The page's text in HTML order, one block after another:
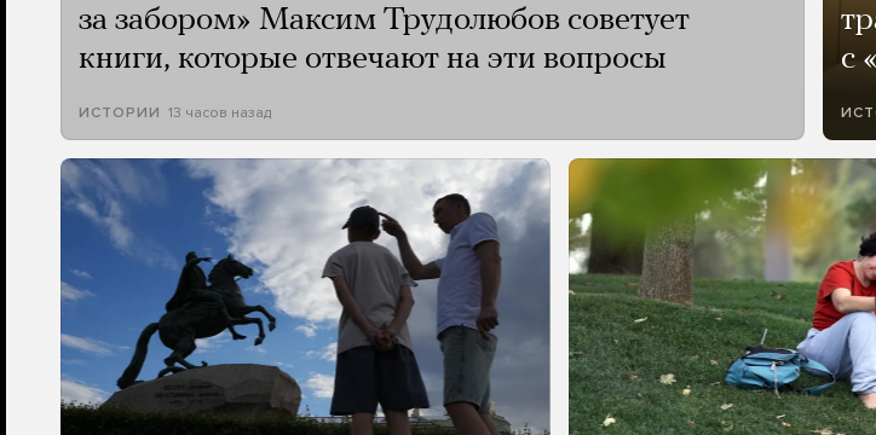
за забором» Максим Трудолюбов советует
книги, которые отвечают на эти вопросы
ИСТОРИИ 13 часов назад
с